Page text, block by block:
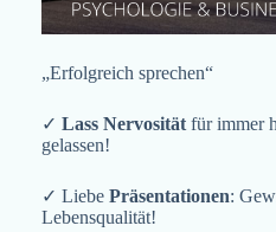
„Erfolgreich sprechen“
✓ Lass Nervosität für immer
gelassen!
✓ Liebe Präsentationen:
Lebensqualität!